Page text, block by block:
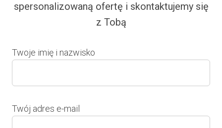
spersonalizowaną ofertę i skontaktujemy się
z Tobą
Twoje imię i nazwisko
Twój adres e-mail